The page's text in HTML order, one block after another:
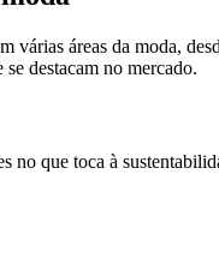
várias áreas da moda,
destacam no mercado.
no que toca à